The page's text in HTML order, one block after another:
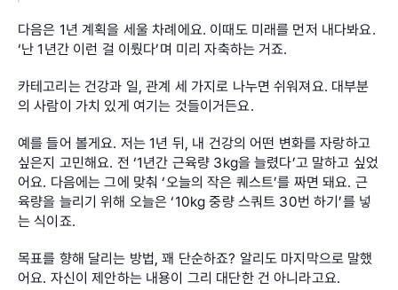
다음은 1년 계획을 세울 차례에요. 이때도 미래를 먼저 내다봐요.
‘난 1년간 이런 걸 이뤘다’며 미리 자축하는 거죠.
카테고리는 건강과 일, 관계 세 가지로 나누면 쉬워져요. 대부분
의 사람이 가치 있게 여기는 것들이거든요.
예를 들어 볼게요. 저는 1년 뒤, 내 건강의 어떤 변화를 자랑하고
싶은지 고민해요. 전 ‘1년간 근육량 3kg을 늘렸다’고 말하고 싶었
어요. 다음에는 그에 맞춰 ‘오늘의 작은 퀘스트’를 짜면 돼요. 근
육량을 늘리기 위해 오늘은 ‘10kg 중량 스쿼트 30번 하기’를 넣
는 식이죠.
목표를 향해 달리는 방법, 꽤 단순하죠? 알리도 마지막으로 말했
어요. 자신이 제안하는 내용이 그리 대단한 건 아니라고요.